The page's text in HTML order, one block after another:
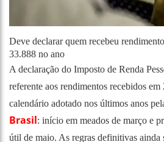
Deve declarar quem recebeu
33.888 no ano
A declaração do Imposto de Renda
referente aos rendimentos recebidos
calendário adotado nos últimos anos
Brasil: início em meados de março e
útil de maio. As regras definitivas ainda